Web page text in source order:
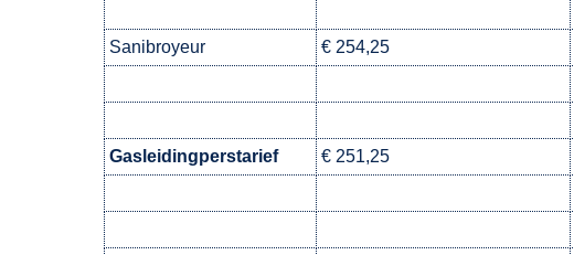
Sanibroyeur € 254,25
Gasleidingperstarief € 251,25